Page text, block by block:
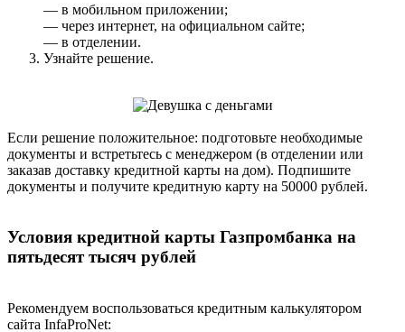
— в мобильном приложении;
— через интернет, на официальном сайте;
— в отделении.
Узнайте решение.
Если решение положительное: подготовьте необходимые
документы и встретьтесь с менеджером (в отделении или
заказав доставку кредитной карты на дом). Подпишите
документы и получите кредитную карту на 50000 рублей.
Условия кредитной карты Газпромбанка на
пятьдесят тысяч рублей
Рекомендуем воспользоваться кредитным калькулятором
сайта InfaProNet: